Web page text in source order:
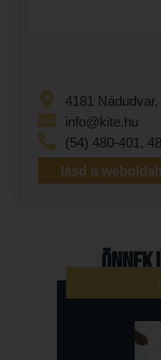
4181
info@kite.hu
(54) 480-401,
lásd a